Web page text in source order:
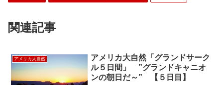
関連記事
アメリカ大自然
アメリカ大自然「グランドサーク
ル５日間」 ”グランドキャニオ
ンの朝日だ～” 【５日目】